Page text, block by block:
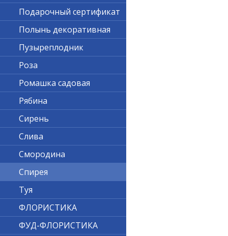
Подарочный сертификат
Полынь декоративная
Пузыреплодник
Роза
Ромашка садовая
Рябина
Сирень
Слива
Смородина
Спирея
Туя
ФЛОРИСТИКА
ФУД-ФЛОРИСТИКА